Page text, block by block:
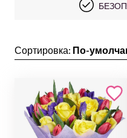
Сортировка: По-